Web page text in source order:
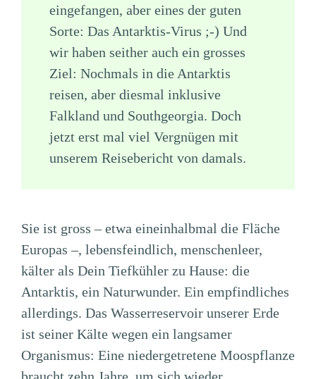
eingefangen, aber eines der guten
Sorte: Das Antarktis-Virus ;-) Und
wir haben seither auch ein grosses
Ziel: Nochmals in die Antarktis
reisen, aber diesmal inklusive
Falkland und Southgeorgia. Doch
jetzt erst mal viel Vergnügen mit
unserem Reisebericht von damals.
Sie ist gross – etwa eineinhalbmal die Fläche
Europas –, lebensfeindlich, menschenleer,
kälter als Dein Tiefkühler zu Hause: die
Antarktis, ein Naturwunder. Ein empfindliches
allerdings. Das Wasserreservoir unserer Erde
ist seiner Kälte wegen ein langsamer
Organismus: Eine niedergetretene Moospflanze